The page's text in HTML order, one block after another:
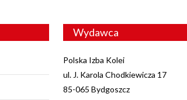
Wydawca
Polska Izba Kolei
ul. J. Karola Chodkiewicza 17
85-065 Bydgoszcz